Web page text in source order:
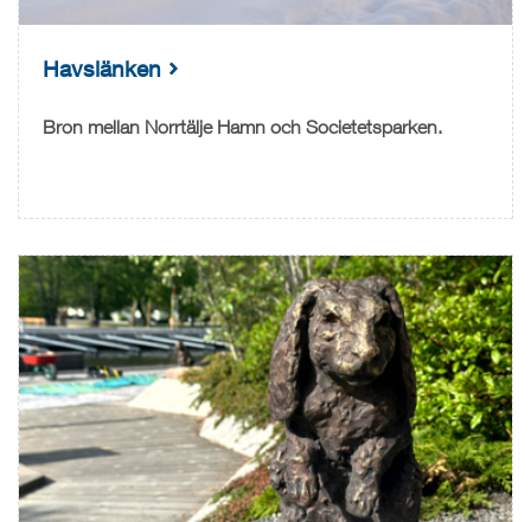
Havslänken
Bron mellan Norrtälje Hamn och Societetsparken.